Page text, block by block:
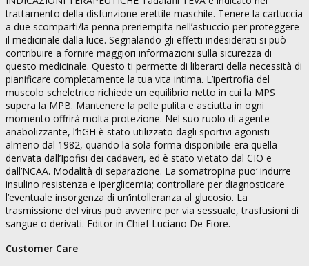
trattamento della disfunzione erettile maschile. Tenere la cartuccia
a due scomparti/la penna preriempita nell’astuccio per proteggere
il medicinale dalla luce. Segnalando gli effetti indesiderati si può
contribuire a fornire maggiori informazioni sulla sicurezza di
questo medicinale. Questo ti permette di liberarti della necessità di
pianificare completamente la tua vita intima. L’ipertrofia del
muscolo scheletrico richiede un equilibrio netto in cui la MPS
supera la MPB. Mantenere la pelle pulita e asciutta in ogni
momento offrirà molta protezione. Nel suo ruolo di agente
anabolizzante, l’hGH è stato utilizzato dagli sportivi agonisti
almeno dal 1982, quando la sola forma disponibile era quella
derivata dall’Ipofisi dei cadaveri, ed è stato vietato dal CIO e
dall’NCAA. Modalità di separazione. La somatropina puo‘ indurre
insulino resistenza e iperglicemia; controllare per diagnosticare
l’eventuale insorgenza di un’intolleranza al glucosio. La
trasmissione del virus può avvenire per via sessuale, trasfusioni di
sangue o derivati. Editor in Chief Luciano De Fiore.
Customer Care